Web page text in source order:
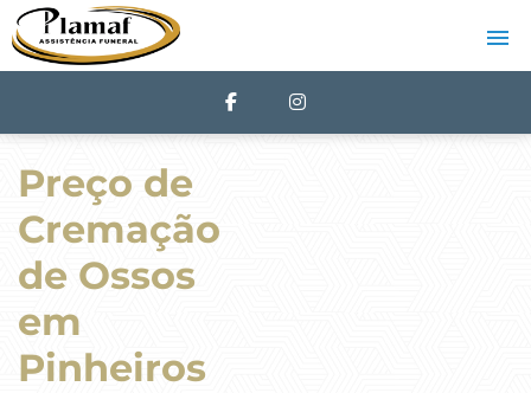
Preço de
Cremação
de Ossos
em
Pinheiros